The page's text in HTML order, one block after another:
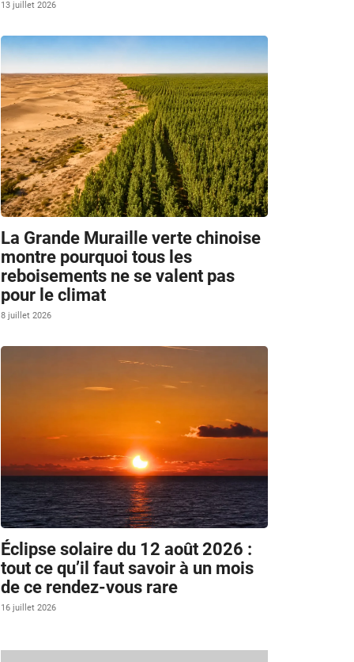
13 juillet 2026
La Grande Muraille verte chinoise
montre pourquoi tous les
reboisements ne se valent pas
pour le climat
8 juillet 2026
Éclipse solaire du 12 août 2026 :
tout ce qu’il faut savoir à un mois
de ce rendez-vous rare
16 juillet 2026